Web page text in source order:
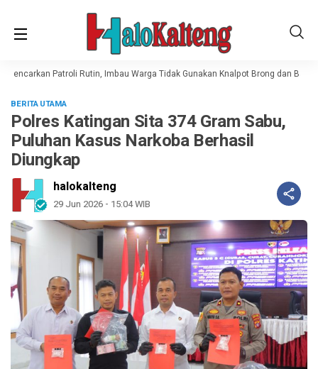
Patroli Rutin, Imbau Warga Tidak Gunakan Knalpot Brong dan Balap
BERITA UTAMA
Polres Katingan Sita 374 Gram Sabu,
Puluhan Kasus Narkoba Berhasil
Diungkap
halokalteng
29 Jun 2026 - 15:04 WIB